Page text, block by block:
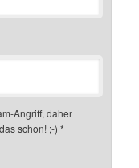
Angriff, daher
schon! ;-) *